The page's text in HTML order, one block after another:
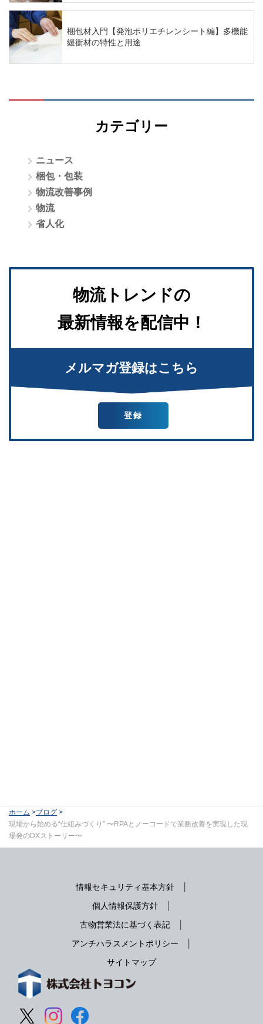
梱包材入門【発泡ポリエチレンシート編】多機能
緩衝材の特性と用途
カテゴリー
ニュース
梱包・包装
物流改善事例
物流
省人化
物流トレンドの
最新情報を配信中！
メルマガ登録はこちら
登録
ホーム
ブログ
現場から始める“仕組みづくり” 〜RPAとノーコードで業務改善を実現した現
場発のDXストーリー〜
情報セキュリティ基本方針
個人情報保護方針
古物営業法に基づく表記
アンチハラスメントポリシー
サイトマップ